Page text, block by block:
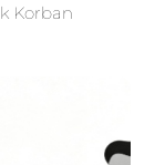
Korban